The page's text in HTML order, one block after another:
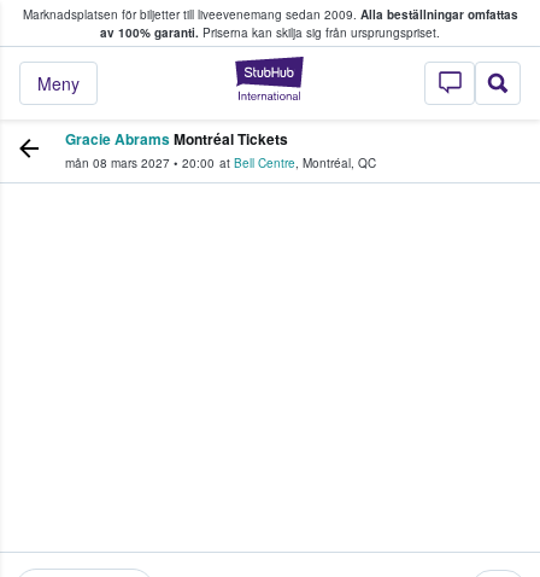
Marknadsplatsen för biljetter till liveevenemang sedan 2009. Alla beställningar omfattas
av 100% garanti. Priserna kan skilja sig från ursprungspriset.
StubHub – där
Meny
köper och säljer biljetter.
Gracie AbramsMontréal Tickets
mån 08 mars 2027 • 20:00 at Bell Centre, Montréal, QC